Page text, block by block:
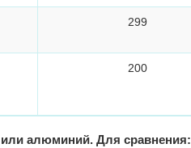
299
200
или алюминий. Для сравнения: